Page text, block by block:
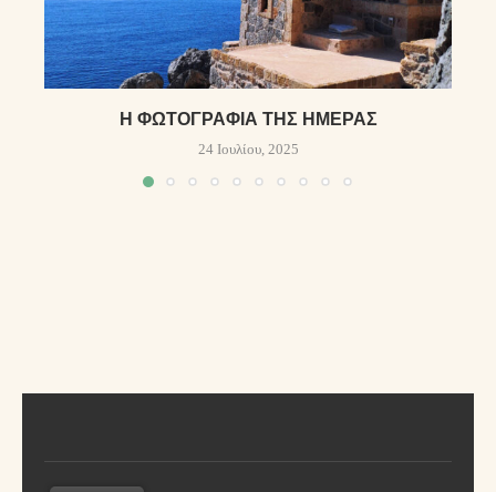
Η ΦΩΤΟΓΡΑΦΊΑ ΤΗΣ ΗΜΈΡΑΣ
24 Ιουλίου, 2025